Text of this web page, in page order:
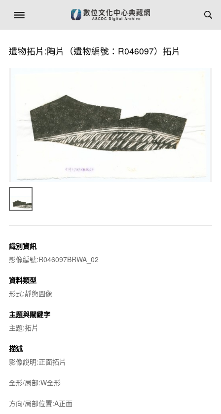
遺物拓片:陶片（遺物編號：R046097）拓片
識別資訊
影像編號:R046097BRWA_02
資料類型
形式:靜態圖像
主題與關鍵字
主題:拓片
描述
影像說明:正面拓片
全形/局部:W全形
方向/局部位置:A正面